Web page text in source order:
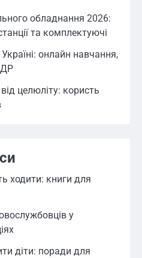
обладнання 2026:
та комплектуючі
онлайн навчання,
целюліту: користь
ходити: книги для
у
діти: поради для